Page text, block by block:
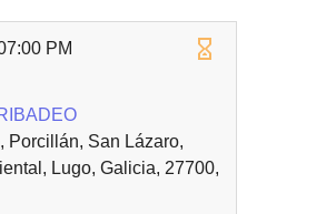
PM
Porcillán, San Lázaro,
Lugo, Galicia, 27700,